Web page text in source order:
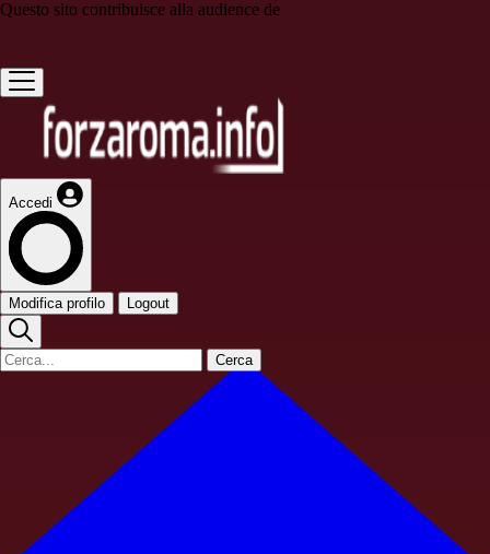
Questo sito contribuisce alla audience de
Accedi
Modifica profilo Logout
Cerca